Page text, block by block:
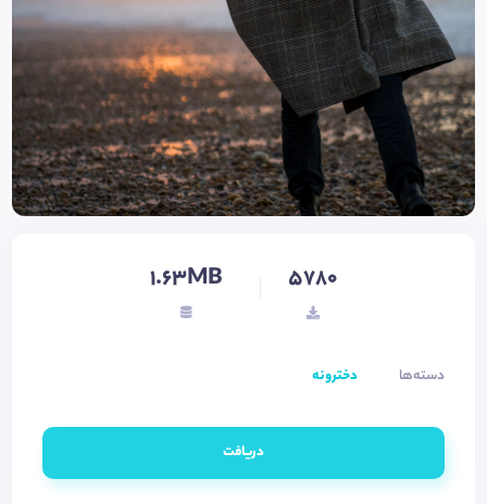
5780
1.63MB
دسته‌ها دخترونه
دریافت